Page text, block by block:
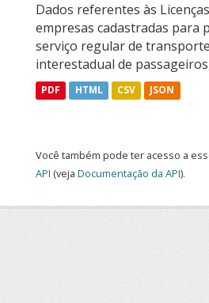
Dados referentes às
empresas cadastradas para
serviço regular de
interestadual de
PDF HTML CSV JSON
Você também pode ter acesso a
API (veja Documentação da API).